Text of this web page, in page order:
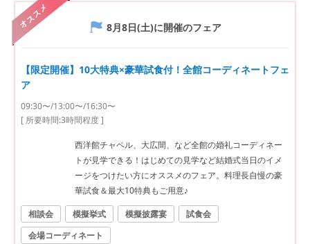
オススメ 8月8日(土)に開催のフェア
【限定開催】10大特典×豪華試食付！全館コーディネートフェ
ア
09:30〜/13:00〜/16:30〜
[ 所要時間:3時間程度]
西洋館チャペル、大広間、など全館の婚礼コーディネー
トが見学できる！はじめての見学など結婚式当日のイメ
ージをつけたい方にオススメのフェア。料理長自慢の豪
華試食＆最大10特典もご用意♪
相談会
模擬挙式 模擬披露宴
試食会
会場コーディネート